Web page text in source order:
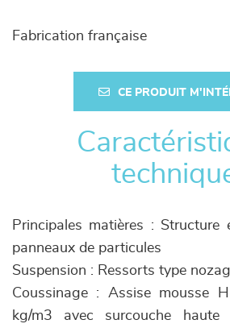
Fabrication française
CE PRODUIT
Principales matières :
panneaux de particules
Suspension : Ressorts type nozag
Coussinage : Assise mousse
kg/m3 avec surcouche haute